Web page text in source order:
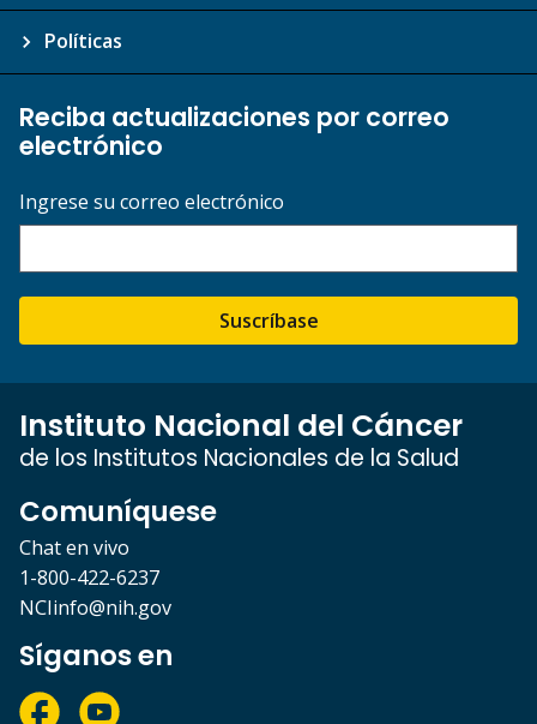
Políticas
Reciba actualizaciones por correo
electrónico
Ingrese su correo electrónico
Suscríbase
Instituto Nacional del Cáncer
de los Institutos Nacionales de la Salud
Comuníquese
Chat en vivo
1-800-422-6237
NCIinfo@nih.gov
Síganos en